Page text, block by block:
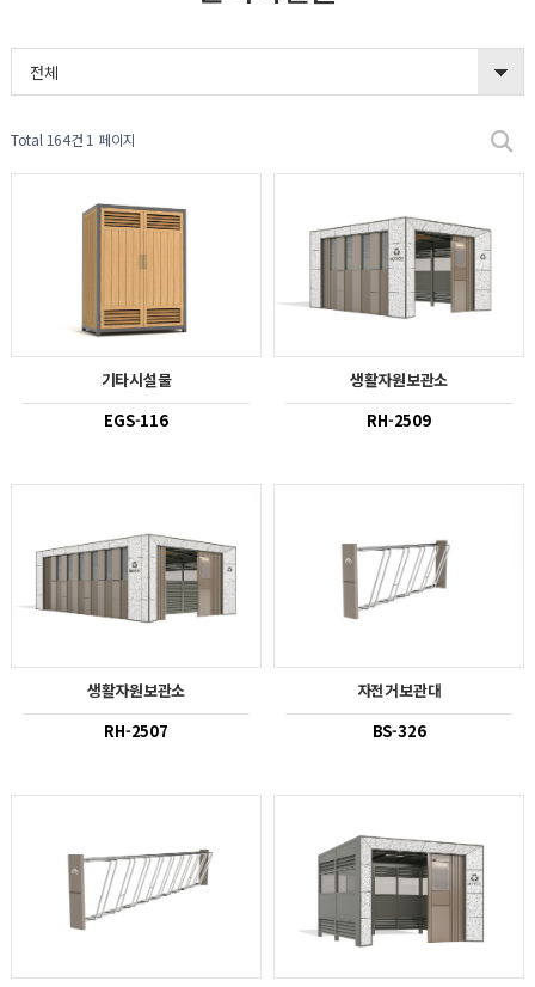
전체
Total 164건 1 페이지
기타시설물
EGS-116
생활자원보관소
RH-2509
생활자원보관소
RH-2507
자전거보관대
BS-326